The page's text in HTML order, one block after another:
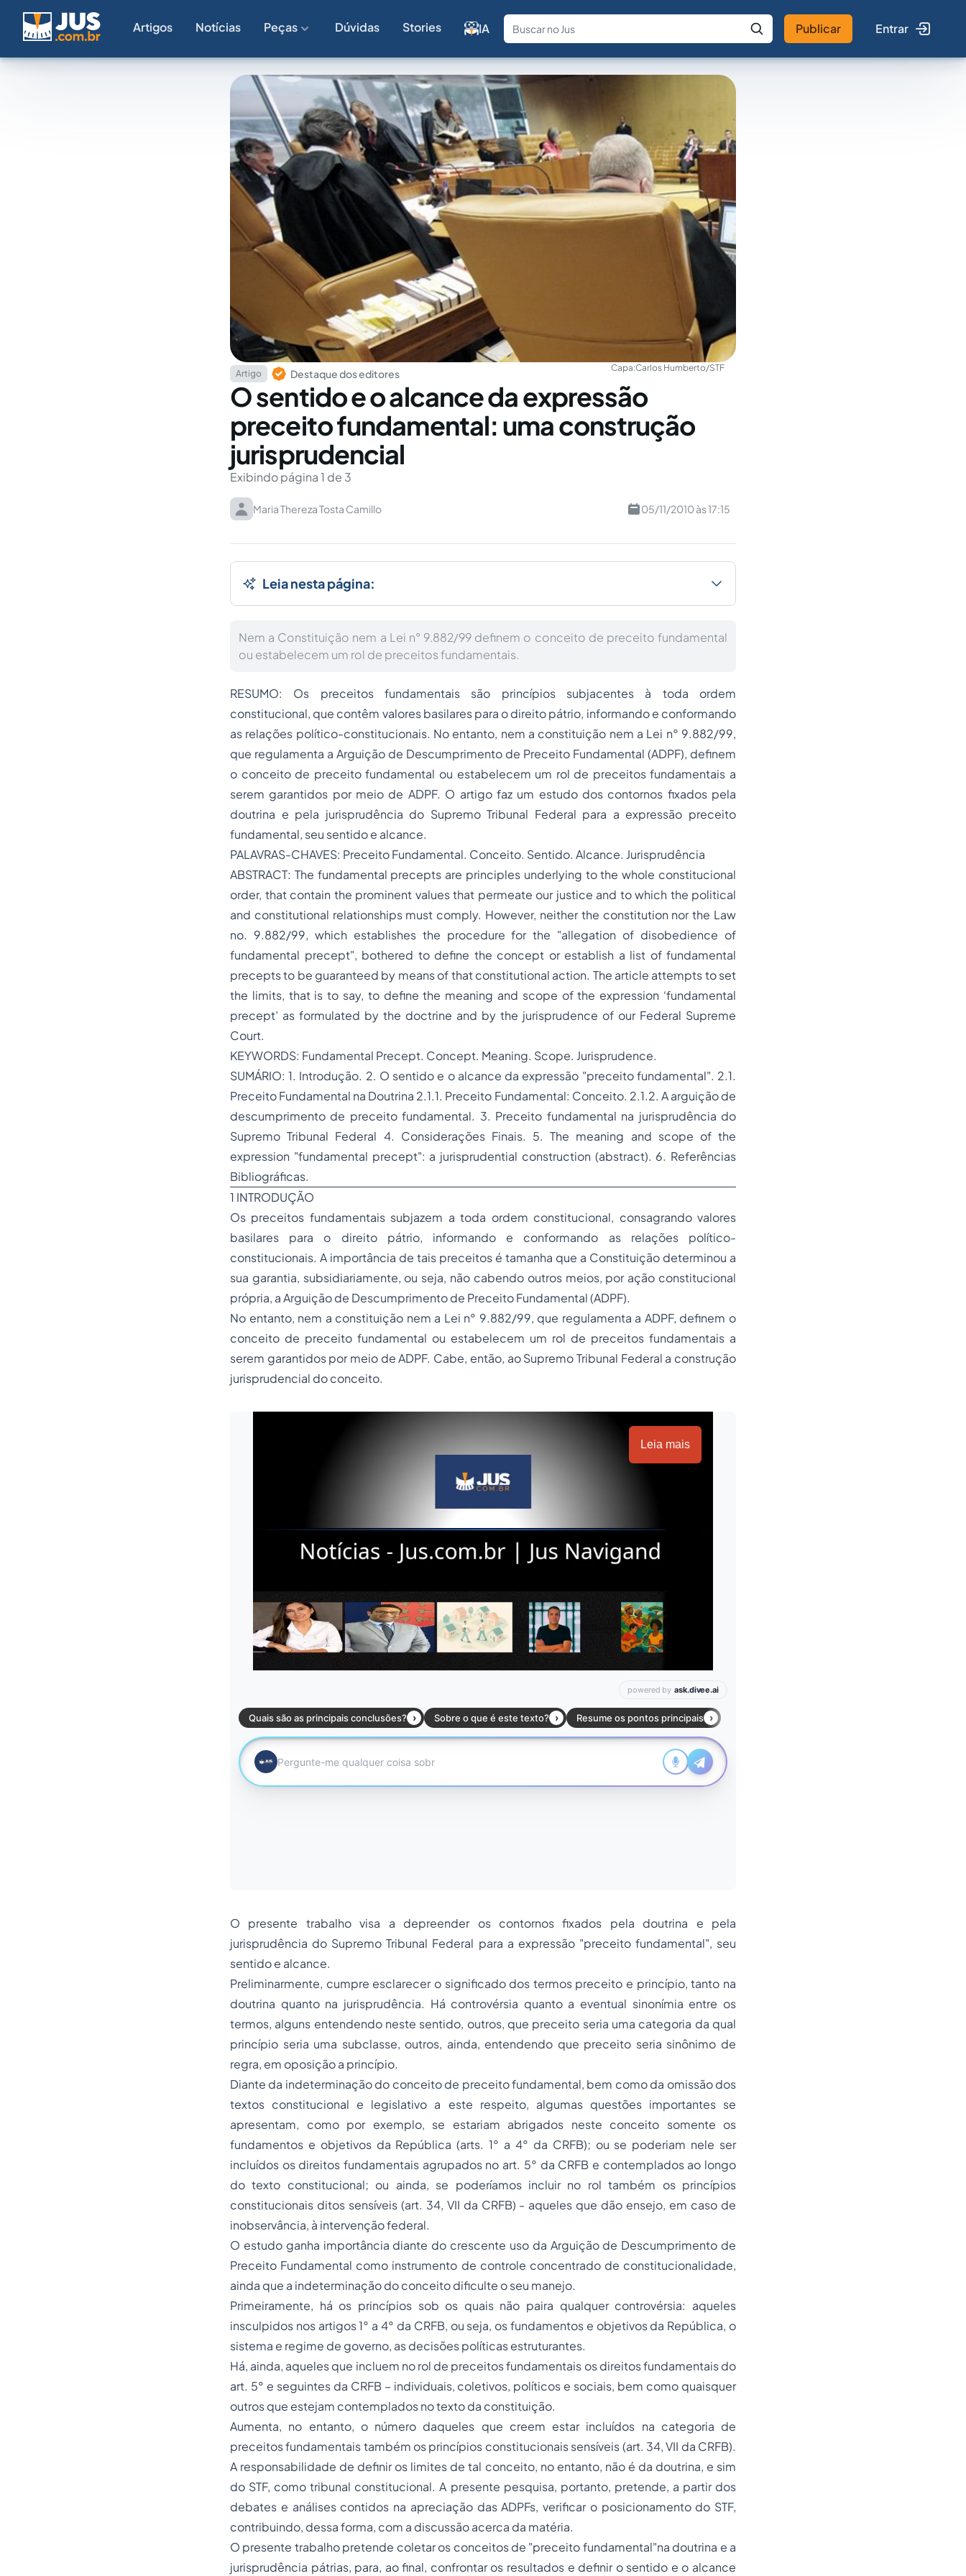
Artigos Notícias Peças Dúvidas Stories IA
Fale com a IA Buscar no Jus
Publicar Entrar
Capa:Carlos Humberto/STF
Artigo Destaque dos editores
O sentido e o alcance da expressão
preceito fundamental: uma construção
jurisprudencial
Exibindo página 1 de 3
Maria Thereza Tosta Camillo 05/11/2010 às 17:15
Leia nesta página:
Nem a Constituição nem a Lei n° 9.882/99 definem o conceito de preceito fundamental
ou estabelecem um rol de preceitos fundamentais.
RESUMO: Os preceitos fundamentais são princípios subjacentes à toda ordem
constitucional, que contêm valores basilares para o direito pátrio, informando e conformando
as relações político-constitucionais. No entanto, nem a constituição nem a Lei n° 9.882/99,
que regulamenta a Arguição de Descumprimento de Preceito Fundamental (ADPF), definem
o conceito de preceito fundamental ou estabelecem um rol de preceitos fundamentais a
serem garantidos por meio de ADPF. O artigo faz um estudo dos contornos fixados pela
doutrina e pela jurisprudência do Supremo Tribunal Federal para a expressão preceito
fundamental, seu sentido e alcance.
PALAVRAS-CHAVES: Preceito Fundamental. Conceito. Sentido. Alcance. Jurisprudência
ABSTRACT: The fundamental precepts are principles underlying to the whole constitucional
order, that contain the prominent values that permeate our justice and to which the political
and constitutional relationships must comply. However, neither the constitution nor the Law
no. 9.882/99, which establishes the procedure for the "allegation of disobedience of
fundamental precept", bothered to define the concept or establish a list of fundamental
precepts to be guaranteed by means of that constitutional action. The article attempts to set
the limits, that is to say, to define the meaning and scope of the expression ‘fundamental
precept’ as formulated by the doctrine and by the jurisprudence of our Federal Supreme
Court.
KEYWORDS: Fundamental Precept. Concept. Meaning. Scope. Jurisprudence.
SUMÁRIO: 1. Introdução. 2. O sentido e o alcance da expressão "preceito fundamental". 2.1.
Preceito Fundamental na Doutrina 2.1.1. Preceito Fundamental: Conceito. 2.1.2. A arguição de
descumprimento de preceito fundamental. 3. Preceito fundamental na jurisprudência do
Supremo Tribunal Federal 4. Considerações Finais. 5. The meaning and scope of the
expression "fundamental precept": a jurisprudential construction (abstract). 6. Referências
Bibliográficas.
1 INTRODUÇÃO
Os preceitos fundamentais subjazem a toda ordem constitucional, consagrando valores
basilares para o direito pátrio, informando e conformando as relações político-
constitucionais. A importância de tais preceitos é tamanha que a Constituição determinou a
sua garantia, subsidiariamente, ou seja, não cabendo outros meios, por ação constitucional
própria, a Arguição de Descumprimento de Preceito Fundamental (ADPF).
No entanto, nem a constituição nem a Lei n° 9.882/99, que regulamenta a ADPF, definem o
conceito de preceito fundamental ou estabelecem um rol de preceitos fundamentais a
serem garantidos por meio de ADPF. Cabe, então, ao Supremo Tribunal Federal a construção
jurisprudencial do conceito.
Leia mais
O presente trabalho visa a depreender os contornos fixados pela doutrina e pela
jurisprudência do Supremo Tribunal Federal para a expressão "preceito fundamental", seu
sentido e alcance.
Preliminarmente, cumpre esclarecer o significado dos termos preceito e princípio, tanto na
doutrina quanto na jurisprudência. Há controvérsia quanto a eventual sinonímia entre os
termos, alguns entendendo neste sentido, outros, que preceito seria uma categoria da qual
princípio seria uma subclasse, outros, ainda, entendendo que preceito seria sinônimo de
regra, em oposição a princípio.
Diante da indeterminação do conceito de preceito fundamental, bem como da omissão dos
textos constitucional e legislativo a este respeito, algumas questões importantes se
apresentam, como por exemplo, se estariam abrigados neste conceito somente os
fundamentos e objetivos da República (arts. 1° a 4° da CRFB); ou se poderiam nele ser
incluídos os direitos fundamentais agrupados no art. 5° da CRFB e contemplados ao longo
do texto constitucional; ou ainda, se poderíamos incluir no rol também os princípios
constitucionais ditos sensíveis (art. 34, VII da CRFB) - aqueles que dão ensejo, em caso de
inobservância, à intervenção federal.
O estudo ganha importância diante do crescente uso da Arguição de Descumprimento de
Preceito Fundamental como instrumento de controle concentrado de constitucionalidade,
ainda que a indeterminação do conceito dificulte o seu manejo.
Primeiramente, há os princípios sob os quais não paira qualquer controvérsia: aqueles
insculpidos nos artigos 1° a 4° da CRFB, ou seja, os fundamentos e objetivos da República, o
sistema e regime de governo, as decisões políticas estruturantes.
Há, ainda, aqueles que incluem no rol de preceitos fundamentais os direitos fundamentais do
art. 5° e seguintes da CRFB – individuais, coletivos, políticos e sociais, bem como quaisquer
outros que estejam contemplados no texto da constituição.
Aumenta, no entanto, o número daqueles que creem estar incluídos na categoria de
preceitos fundamentais também os princípios constitucionais sensíveis (art. 34, VII da CRFB).
A responsabilidade de definir os limites de tal conceito, no entanto, não é da doutrina, e sim
do STF, como tribunal constitucional. A presente pesquisa, portanto, pretende, a partir dos
debates e análises contidos na apreciação das ADPFs, verificar o posicionamento do STF,
contribuindo, dessa forma, com a discussão acerca da matéria.
O presente trabalho pretende coletar os conceitos de "preceito fundamental"na doutrina e a
jurisprudência pátrias, para, ao final, confrontar os resultados e definir o sentido e o alcance